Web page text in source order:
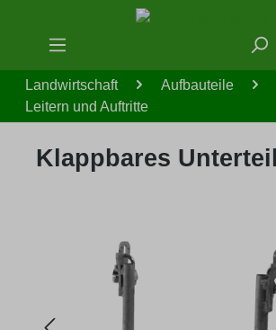
Zum Hauptinhalt springen
Landwirtschaft Aufbauteile
Leitern und Auftritte
Klappbares Unterteil